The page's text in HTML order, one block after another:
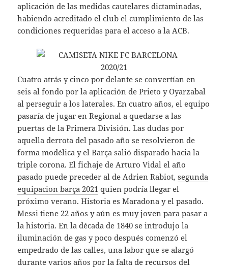
aplicación de las medidas cautelares dictaminadas,
habiendo acreditado el club el cumplimiento de las
condiciones requeridas para el acceso a la ACB.
Cuatro atrás y cinco por delante se convertían en
seis al fondo por la aplicación de Prieto y Oyarzabal
al perseguir a los laterales. En cuatro años, el equipo
pasaría de jugar en Regional a quedarse a las
puertas de la Primera División. Las dudas por
aquella derrota del pasado año se resolvieron de
forma modélica y el Barça salió disparado hacia la
triple corona. El fichaje de Arturo Vidal el año
pasado puede preceder al de Adrien Rabiot,segunda
equipacion barça 2021 quien podría llegar el
próximo verano. Historia es Maradona y el pasado.
Messi tiene 22 años y aún es muy joven para pasar a
la historia. En la década de 1840 se introdujo la
iluminación de gas y poco después comenzó el
empedrado de las calles, una labor que se alargó
durante varios años por la falta de recursos del